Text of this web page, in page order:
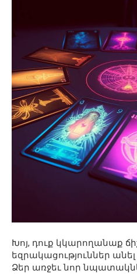
Խոյ, դուք կկարողանաք
եզրակացություններ
Ձեր առջեւ նոր